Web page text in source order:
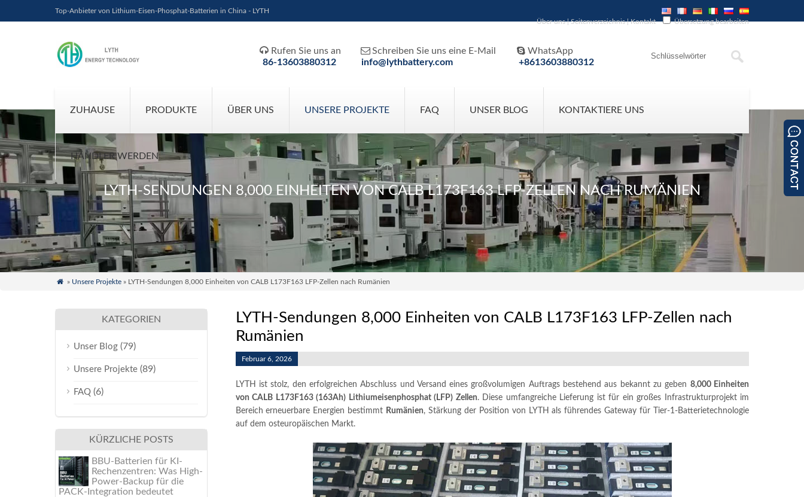
Top-Anbieter von Lithium-Eisen-Phosphat-Batterien in China - LYTH
Über uns|Seitenverzeichnis|Kontakt Übersetzung bearbeiten
 Rufen Sie uns an
86-13603880312
 Schreiben Sie uns eine E-Mail
info@lythbattery.com
 WhatsApp
+8613603880312
ZUHAUSE PRODUKTE ÜBER UNS UNSERE PROJEKTE FAQ UNSER BLOG KONTAKTIERE UNS
HÄNDLER WERDEN
LYTH-SENDUNGEN 8,000 EINHEITEN VON CALB L173F163 LFP-ZELLEN NACH RUMÄNIEN
 » Unsere Projekte» LYTH-Sendungen 8,000 Einheiten von CALB L173F163 LFP-Zellen nach Rumänien
LYTH-Sendungen 8,000 Einheiten von CALB L173F163 LFP-Zellen nach
Rumänien
Februar 6, 2026
LYTH ist stolz, den erfolgreichen Abschluss und Versand eines großvolumigen Auftrags bestehend aus bekannt zu geben 8,000 Einheiten
von CALB L173F163 (163Ah) Lithiumeisenphosphat (LFP) Zellen. Diese umfangreiche Lieferung ist für ein großes Infrastrukturprojekt im
Bereich erneuerbare Energien bestimmt Rumänien, Stärkung der Position von LYTH als führendes Gateway für Tier-1-Batterietechnologie
auf dem osteuropäischen Markt.
KATEGORIEN
Unser Blog (79)
Unsere Projekte (89)
FAQ (6)
KÜRZLICHE POSTS
BBU-Batterien für KI-
Rechenzentren: Was High-
Power-Backup für die
PACK-Integration bedeutet